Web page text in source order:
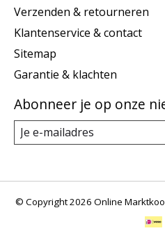
Verzenden & retourneren
Klantenservice & contact
Sitemap
Garantie & klachten
Abonneer je op onze
© Copyright 2026 Online